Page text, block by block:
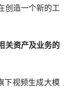
创造一个新的工
关资产及业务的
下视频生成大模